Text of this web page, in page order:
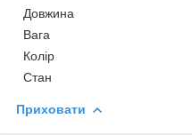
Довжина
Вага
Колір
Стан
Приховати